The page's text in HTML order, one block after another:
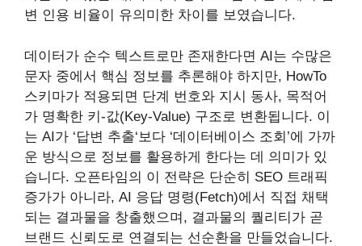
변 인용 비율이 유의미한 차이를 보였습니다.
데이터가 순수 텍스트로만 존재한다면 AI는 수많은
문자 중에서 핵심 정보를 추론해야 하지만, HowTo
스키마가 적용되면 단계 번호와 지시 동사, 목적어
가 명확한 키-값(Key-Value) 구조로 변환됩니다. 이
는 AI가 ‘답변 추출‘보다 ‘데이터베이스 조회’에 가까
운 방식으로 정보를 활용하게 한다는 데 의미가 있
습니다. 오픈타임의 이 전략은 단순히 SEO 트래픽
증가가 아니라, AI 응답 명령(Fetch)에서 직접 채택
되는 결과물을 창출했으며, 결과물의 퀄리티가 곧
브랜드 신뢰도로 연결되는 선순환을 만들었습니다.